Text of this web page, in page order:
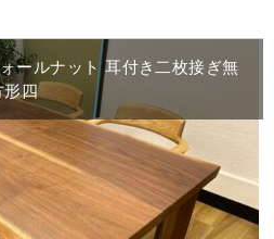
ールナット 耳付き二枚接ぎ無
形四